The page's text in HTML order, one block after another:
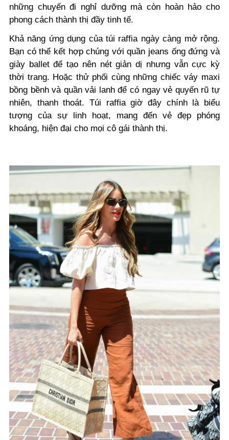
những chuyến đi nghỉ dưỡng mà còn hoàn hảo cho
phong cách thành thị đầy tinh tế.
Khả năng ứng dụng của túi raffia ngày càng mở rộng.
Bạn có thể kết hợp chúng với quần jeans ống đứng và
giày ballet để tạo nên nét giản dị nhưng vẫn cực kỳ
thời trang. Hoặc thử phối cùng những chiếc váy maxi
bồng bềnh và quần vải lanh để có ngay vẻ quyến rũ tự
nhiên, thanh thoát. Túi raffia giờ đây chính là biểu
tượng của sự linh hoạt, mang đến vẻ đẹp phóng
khoáng, hiện đại cho mọi cô gái thành thị.